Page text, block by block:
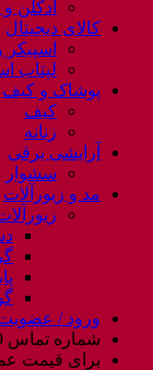
ادکلن
کالای دیجیتال
لپتاب
پوشاک و کیف
کیف
زنانه
آرایشی برقی
سشوار
مد و زیورآلات
ورود /
شماره تماس 09302776629
برای قیمت